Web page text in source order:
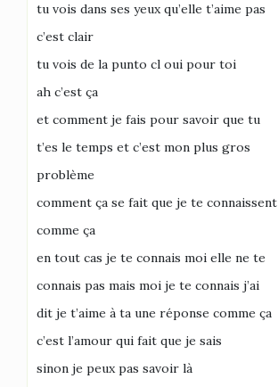
tu vois dans ses yeux qu’elle t’aime pas
c’est clair
tu vois de la punto cl oui pour toi
ah c’est ça
et comment je fais pour savoir que tu
t’es le temps et c’est mon plus gros
problème
comment ça se fait que je te connaissent
comme ça
en tout cas je te connais moi elle ne te
connais pas mais moi je te connais j’ai
dit je t’aime à ta une réponse comme ça
c’est l’amour qui fait que je sais
sinon je peux pas savoir là